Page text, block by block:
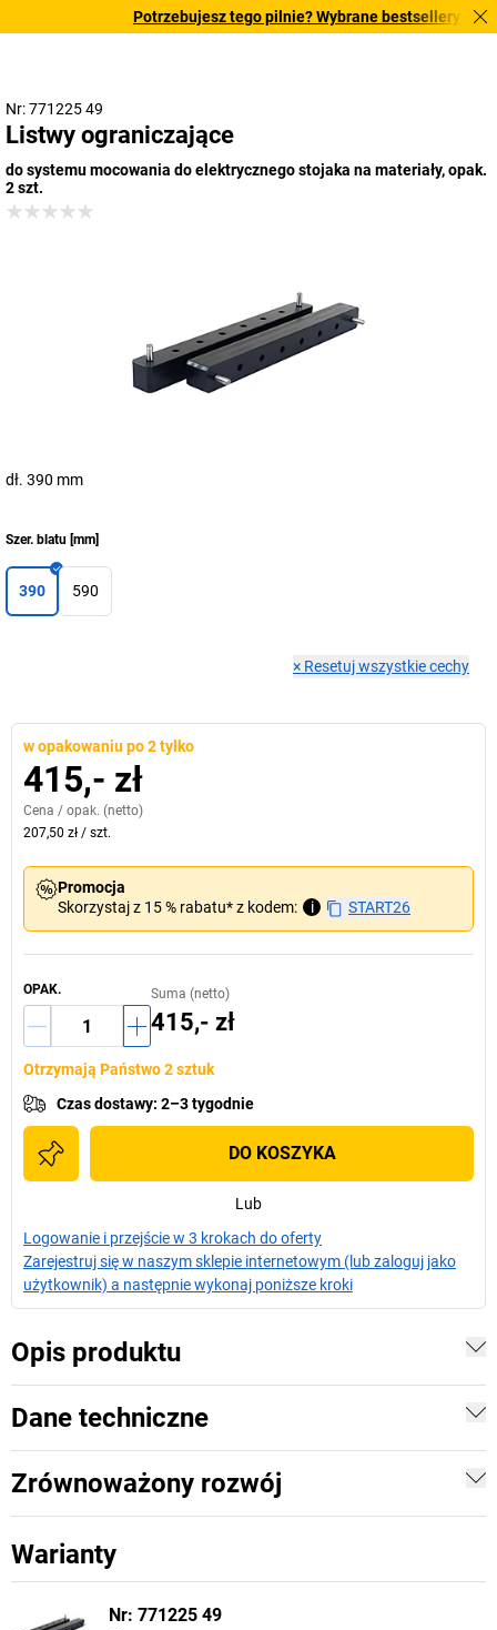
Potrzebujesz tego pilnie? Wybrane bestsellery
Nr: 771225 49
Listwy ograniczające
do systemu mocowania do elektrycznego stojaka na materiały, opak.
2 szt.
dł. 390 mm
Szer. blatu [mm]
390 590
× Resetuj wszystkie cechy
w opakowaniu po 2 tylko
415,- zł
Cena / opak. (netto)
207,50 zł / szt.
Promocja
Skorzystaj z 15 % rabatu* z kodem:
i START26
OPAK. Suma (netto)
415,- zł
Otrzymają Państwo 2 sztuk
Czas dostawy: 2–3 tygodnie
DO KOSZYKA
Lub
Logowanie i przejście w 3 krokach do oferty
Zarejestruj się w naszym sklepie internetowym (lub zaloguj jako
użytkownik) a następnie wykonaj poniższe kroki
Opis produktu
Dane techniczne
Zrównoważony rozwój
Warianty
Nr: 771225 49